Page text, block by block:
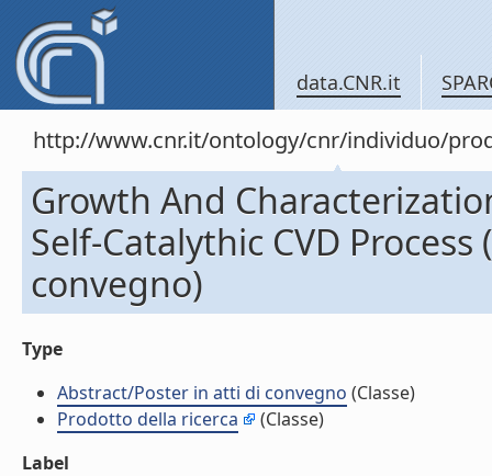
data.CNR.it
http://www.cnr.it/ontology/cnr/individuo/
Growth And
Self-Catalythic CVD
convegno)
Type
Abstract/Poster in atti di convegno (Classe)
Prodotto della ricerca
(Classe)
Label